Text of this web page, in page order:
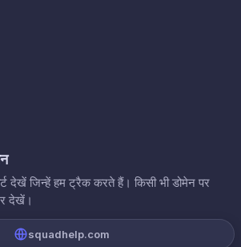
देखें जिन्हें हम ट्रैक करते हैं। किसी भी डोमेन पर
देखें।
squadhelp.com